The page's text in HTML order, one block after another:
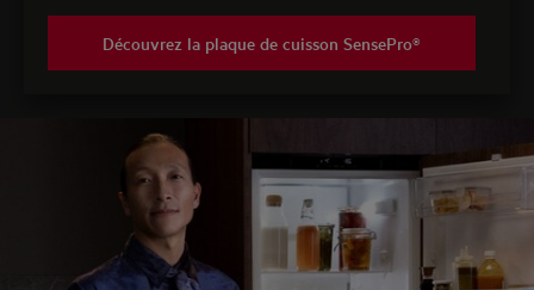
Découvrez la plaque de cuisson SensePro®